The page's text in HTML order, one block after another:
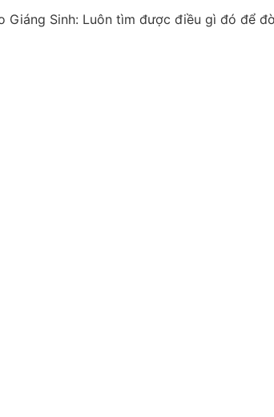
Sinh: Luôn tìm được điều gì đó để